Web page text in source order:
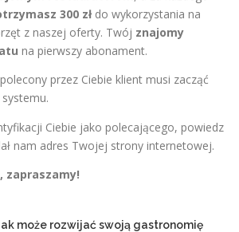
300 złdo wykorzystania na
z naszej oferty. Twój znajomy
na pierwszy abonament.
przez Ciebie klient musi zacząć
Ciebie jako polecającego, powiedz
nam adres Twojej strony internetowej.
zapraszamy!
może rozwijać swoją gastronomię